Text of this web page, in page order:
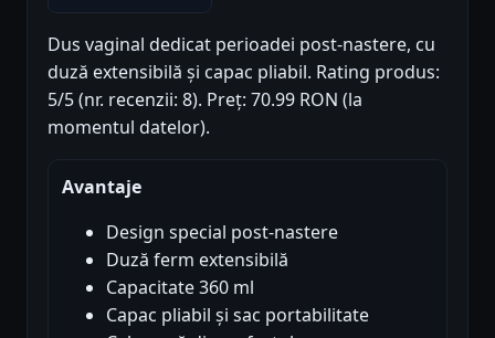
Dus vaginal dedicat perioadei post-nastere, cu
duză extensibilă și capac pliabil. Rating produs:
5/5 (nr. recenzii: 8). Preț: 70.99 RON (la
momentul datelor).
Avantaje
Design special post-nastere
Duză ferm extensibilă
Capacitate 360 ml
Capac pliabil și sac portabilitate